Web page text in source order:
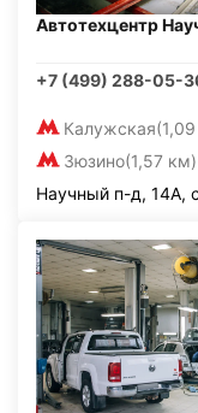
Автотехцентр
+7 (499) 288-05-
Калужская
Зюзино(1,57 км)
Научный п-д, 14А,